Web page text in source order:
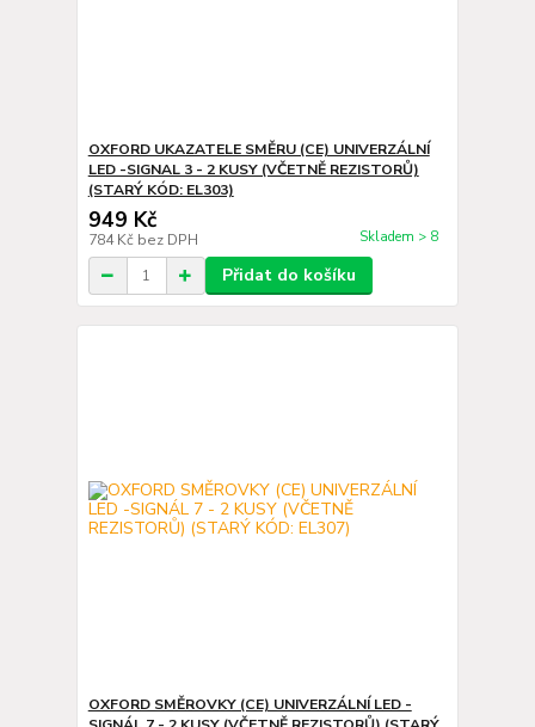
OXFORD UKAZATELE SMĚRU (CE) UNIVERZÁLNÍ
LED -SIGNAL 3 - 2 KUSY (VČETNĚ REZISTORŮ)
(STARÝ KÓD: EL303)
949 Kč
784 Kč bez DPH Skladem > 8
Přidat do košíku
OXFORD SMĚROVKY (CE) UNIVERZÁLNÍ LED -